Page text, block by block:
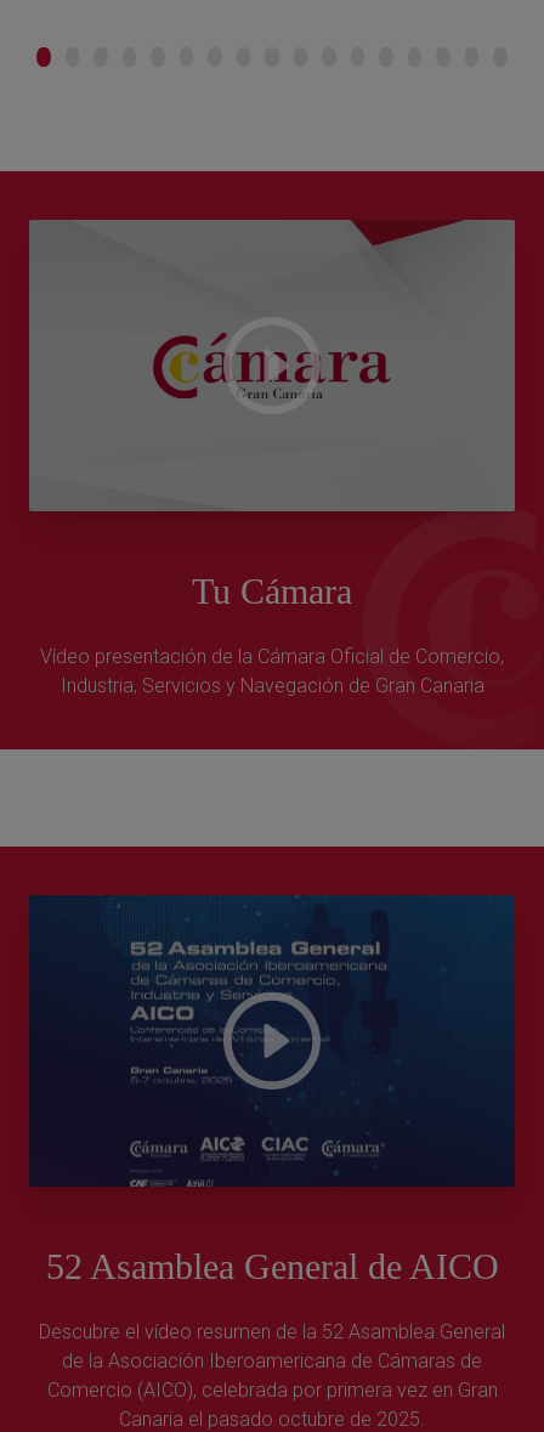
Tu Cámara
Vídeo presentación de la Cámara Oficial de Comercio,
Industria, Servicios y Navegación de Gran Canaria
52 Asamblea General de AICO
Descubre el vídeo resumen de la 52 Asamblea General
de la Asociación Iberoamericana de Cámaras de
Comercio (AICO), celebrada por primera vez en Gran
Canaria el pasado octubre de 2025.